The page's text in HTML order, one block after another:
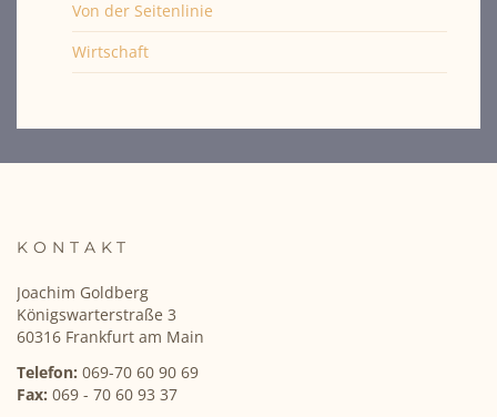
Von der Seitenlinie
Wirtschaft
KONTAKT
Joachim Goldberg
Königswarterstraße 3
60316 Frankfurt am Main
Telefon: 069-70 60 90 69
Fax: 069 - 70 60 93 37